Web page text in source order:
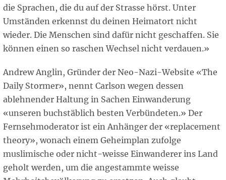
die Sprachen, die du auf der Strasse hörst. Unter
Umständen erkennst du deinen Heimatort nicht
wieder. Die Menschen sind dafür nicht geschaffen. Sie
können einen so raschen Wechsel nicht verdauen.»
Andrew Anglin, Gründer der Neo-Nazi-Website «The
Daily Stormer», nennt Carlson wegen dessen
ablehnender Haltung in Sachen Einwanderung
«unseren buchstäblich besten Verbündeten.» Der
Fernsehmoderator ist ein Anhänger der «replacement
theory», wonach einem Geheimplan zufolge
muslimische oder nicht-weisse Einwanderer ins Land
geholt werden, um die angestammte weisse